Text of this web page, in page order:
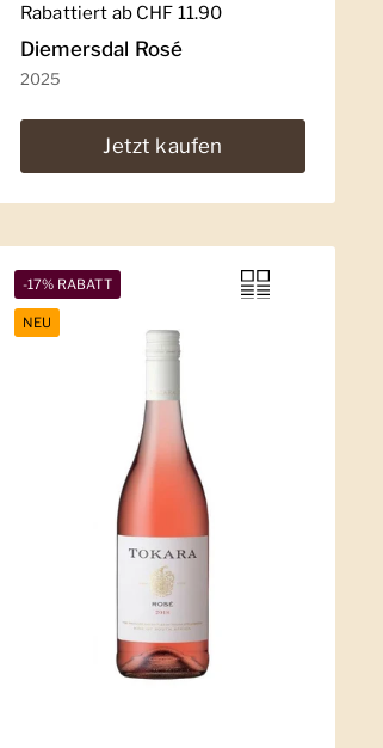
Regulärer Preis
Rabattiert ab CHF 11.90
Diemersdal Rosé
2025
Jetzt kaufen
-17% RABATT
NEU